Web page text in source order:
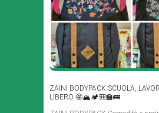
ZAINI BODYPACK SCUOLA,
LIBERO 🤩🏔️🏕️🎒🏫🚌